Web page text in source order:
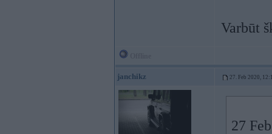
Varbūt
janchikz 27. Feb 2020,
27